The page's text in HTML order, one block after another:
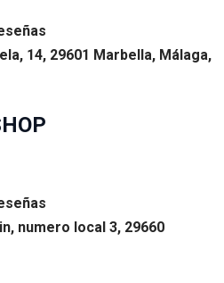
14, 29601 Marbella, Málaga,
numero local 3, 29660